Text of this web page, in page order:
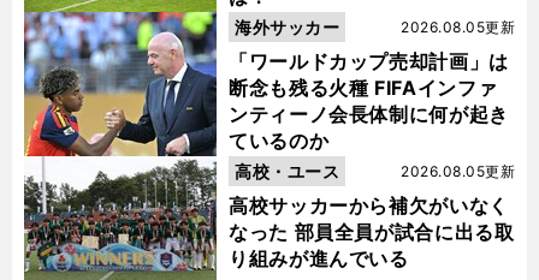
「ワールドカップ売却計画」は
断念も残る火種 FIFAインファ
ンティーノ会長体制に何が起き
ているのか
2026.08.05更新
海外サッカー
高校サッカーから補欠がいなく
なった 部員全員が試合に出る取
り組みが進んでいる
2026.08.05更新
高校・ユース